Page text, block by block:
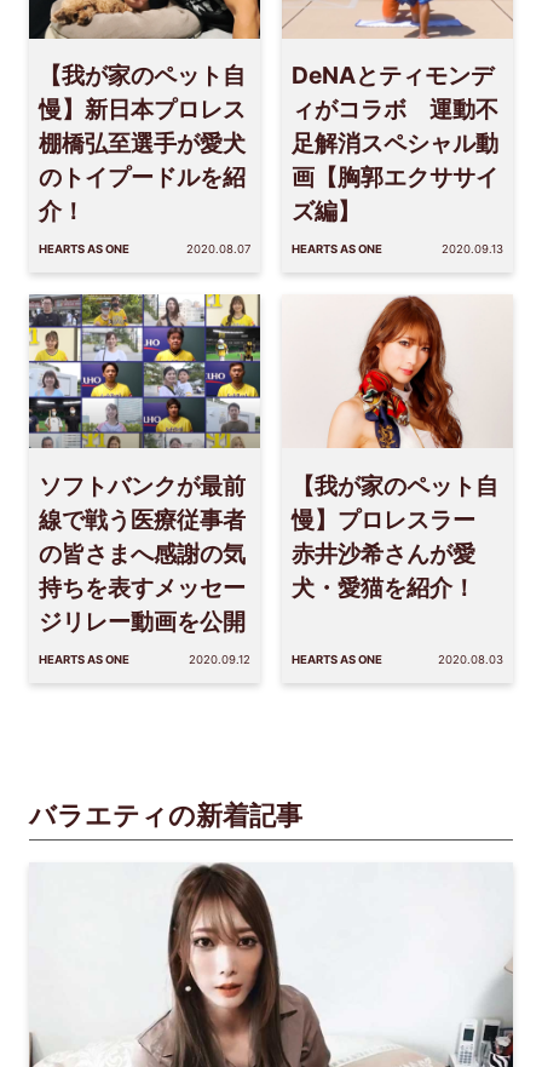
【我が家のペット自
慢】新日本プロレス
棚橋弘至選手が愛犬
のトイプードルを紹
介！
HEARTS AS ONE 2020.08.07
DeNAとティモンデ
ィがコラボ 運動不
足解消スペシャル動
画【胸郭エクササイ
ズ編】
HEARTS AS ONE 2020.09.13
ソフトバンクが最前
線で戦う医療従事者
の皆さまへ感謝の気
持ちを表すメッセー
ジリレー動画を公開
HEARTS AS ONE 2020.09.12
【我が家のペット自
慢】プロレスラー
赤井沙希さんが愛
犬・愛猫を紹介！
HEARTS AS ONE 2020.08.03
バラエティの新着記事